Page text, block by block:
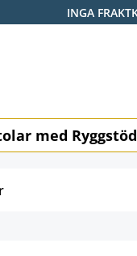
INGA
med Ryggstöd